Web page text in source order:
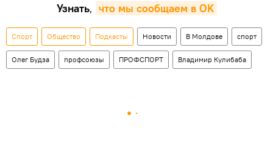
Узнать, что мы сообщаем в OK
Спорт Общество Подкасты Новости В Молдове спорт
Олег Будза профсоюзы ПРОФСПОРТ Владимир Кулибаба